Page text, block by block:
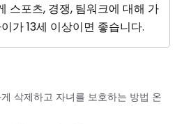
스포츠, 경쟁, 팀워크에 대해 가
가 13세 이상이면 좋습니다.
삭제하고 자녀를 보호하는 방법 온